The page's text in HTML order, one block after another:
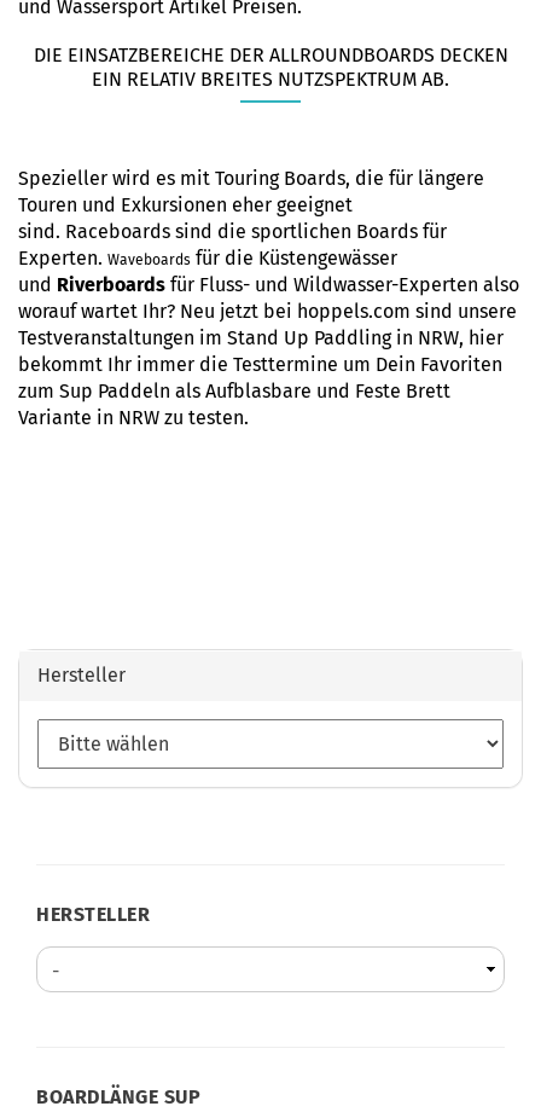
und Wassersport Artikel Preisen.
DIE EINSATZBEREICHE DER ALLROUNDBOARDS DECKEN
EIN RELATIV BREITES NUTZSPEKTRUM AB.
Spezieller wird es mit Touring Boards, die für längere
Touren und Exkursionen eher geeignet
sind. Raceboards sind die sportlichen Boards für
Experten. Waveboards für die Küstengewässer
und Riverboards für Fluss- und Wildwasser-Experten also
worauf wartet Ihr? Neu jetzt bei hoppels.com sind unsere
Testveranstaltungen im Stand Up Paddling in NRW, hier
bekommt Ihr immer die Testtermine um Dein Favoriten
zum Sup Paddeln als Aufblasbare und Feste Brett
Variante in NRW zu testen.
Hersteller
HERSTELLER
HERSTELLER
BOARDLÄNGE
BOARDLÄNGE SUP